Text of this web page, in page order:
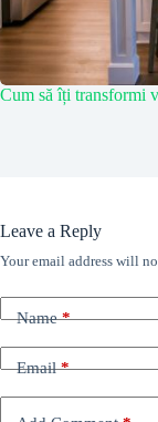
Cum să îți transformi
Leave a Reply
Your email address will
Name*
Email*